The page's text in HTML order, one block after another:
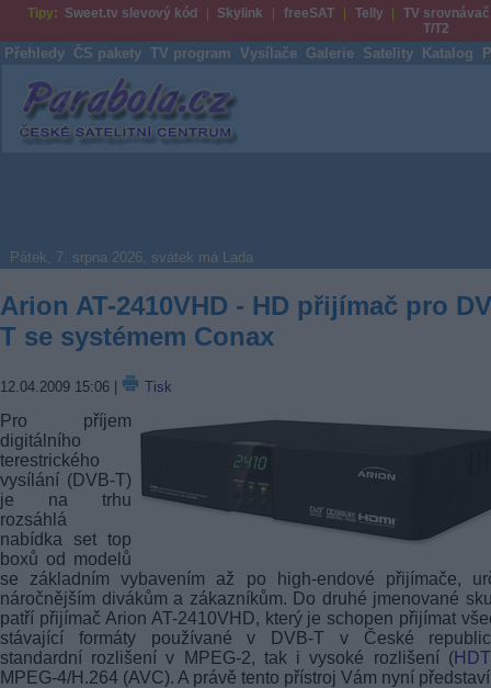
Tipy: Sweet.tv slevový kód Skylink freeSAT Telly
TV srovnávač
T/T2
Přehledy ČS pakety TV program Vysílače Galerie Satelity Katalog
Parabola.cz
Pátek, 7. srpna 2026, svátek má Lada
Arion AT-2410VHD - HD přijímač pro
T se systémem Conax
12.04.2009 15:06 Tisk
Pro příjem
digitálního
terestrického
vysílání (DVB-T)
je na trhu
rozsáhlá
nabídka set top
boxů od modelů
se základním vybavením až po high-endové přijímače,
náročnějším divákům a zákazníkům. Do druhé jmenované
patří přijímač Arion AT-2410VHD, který je schopen přijímat
stávající formáty používané v
DVB-T v České
standardní rozlišení v MPEG-2, tak i vysoké rozlišení (
MPEG-4/H.264 (AVC). A právě tento přístroj Vám nyní